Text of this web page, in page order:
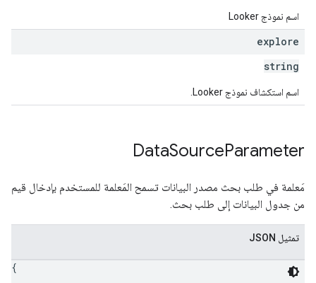
اسم نموذج Looker
explore
string
اسم استكشاف نموذج Looker.
DataSourceParameter
مَعلمة في طلب بحث مصدر البيانات تسمح المَعلمة للمستخدم بإدخال قيم
من جدول البيانات إلى طلب بحث.
تمثيل JSON
{